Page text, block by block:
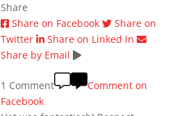
Share
Share on Facebook
Share on
Twitter
Share on Linked In
Share by Email
1 Comment
Comment on
Facebook